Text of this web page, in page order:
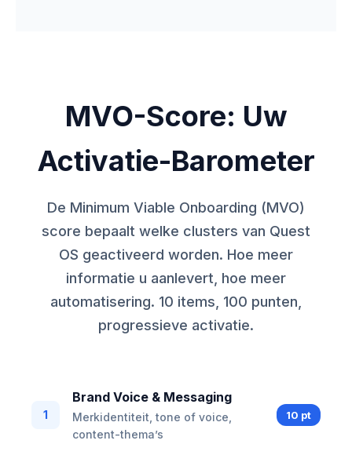
MVO-Score: Uw
Activatie-Barometer
De Minimum Viable Onboarding (MVO)
score bepaalt welke clusters van Quest
OS geactiveerd worden. Hoe meer
informatie u aanlevert, hoe meer
automatisering. 10 items, 100 punten,
progressieve activatie.
1
Brand Voice & Messaging
Merkidentiteit, tone of voice,
content-thema’s
10 pt